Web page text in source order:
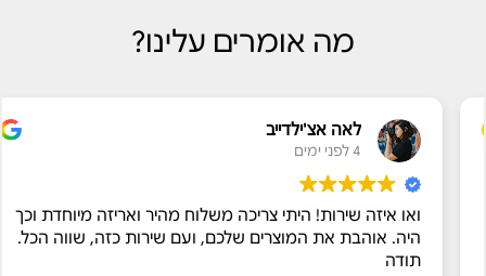
מה אומרים עלינו?
לאה אצ'ילדייב
4 לפני ימים
ואו איזה שירות! היתי צריכה משלוח מהיר ואריזה מיוחדת וכך
היה. אוהבת את המוצרים שלכם, ועם שירות כזה, שווה הכל.
תודה